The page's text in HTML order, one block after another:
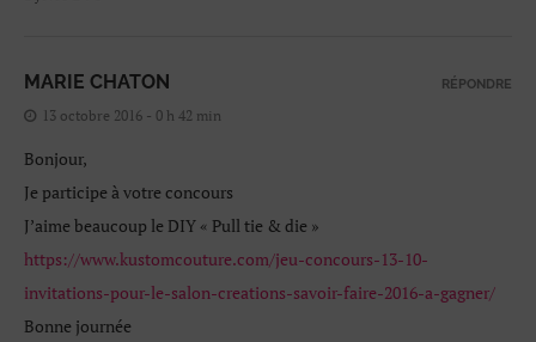
MARIE CHATON
13 octobre 2016 - 0 h 42 min
Bonjour,
Je participe à votre concours
J’aime beaucoup le DIY « Pull tie & die »
https://www.kustomcouture.com/jeu-concours-13-10-
invitations-pour-le-salon-creations-savoir-faire-2016-a-gagner/
Bonne journée
RÉPONDRE